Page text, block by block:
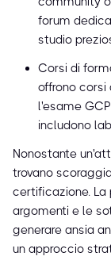
forum
studio
Corsi di
offrono
l'esame
includono
Nonostante
trovano
certificazione. La
argomenti e le
generare ansia
un approccio